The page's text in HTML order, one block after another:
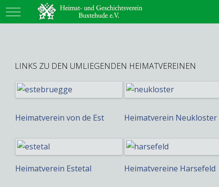
Mobile Menu Toggle
LINKS ZU DEN UMLIEGENDEN HEIMATVEREINEN
Heimatverein von de Est Heimatverein Neukloster
Heimatverein Estetal Heimatvereine Harsefeld